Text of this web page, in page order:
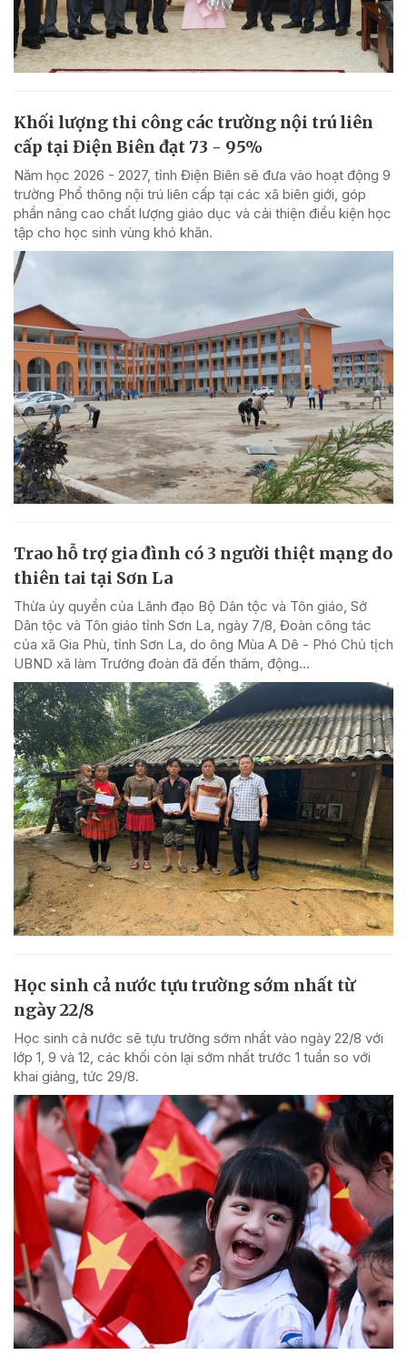
Khối lượng thi công các trường nội trú liên
cấp tại Điện Biên đạt 73 - 95%
Năm học 2026 - 2027, tỉnh Điện Biên sẽ đưa vào hoạt động 9
trường Phổ thông nội trú liên cấp tại các xã biên giới, góp
phần nâng cao chất lượng giáo dục và cải thiện điều kiện học
tập cho học sinh vùng khó khăn.
Trao hỗ trợ gia đình có 3 người thiệt mạng do
thiên tai tại Sơn La
Thừa ủy quyền của Lãnh đạo Bộ Dân tộc và Tôn giáo, Sở
Dân tộc và Tôn giáo tỉnh Sơn La, ngày 7/8, Đoàn công tác
của xã Gia Phù, tỉnh Sơn La, do ông Mùa A Dê - Phó Chủ tịch
UBND xã làm Trưởng đoàn đã đến thăm, động...
Học sinh cả nước tựu trường sớm nhất từ
ngày 22/8
Học sinh cả nước sẽ tựu trường sớm nhất vào ngày 22/8 với
lớp 1, 9 và 12, các khối còn lại sớm nhất trước 1 tuần so với
khai giảng, tức 29/8.